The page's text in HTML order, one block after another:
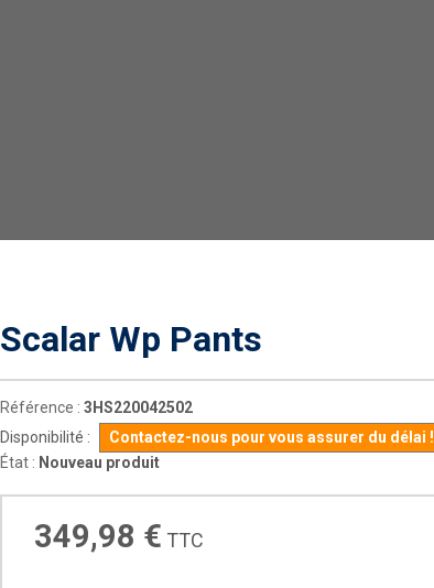
Scalar Wp Pants
Référence : 3HS220042502
Disponibilité :
Contactez-nous pour vous assurer du délai !
État : Nouveau produit
349,98 € TTC